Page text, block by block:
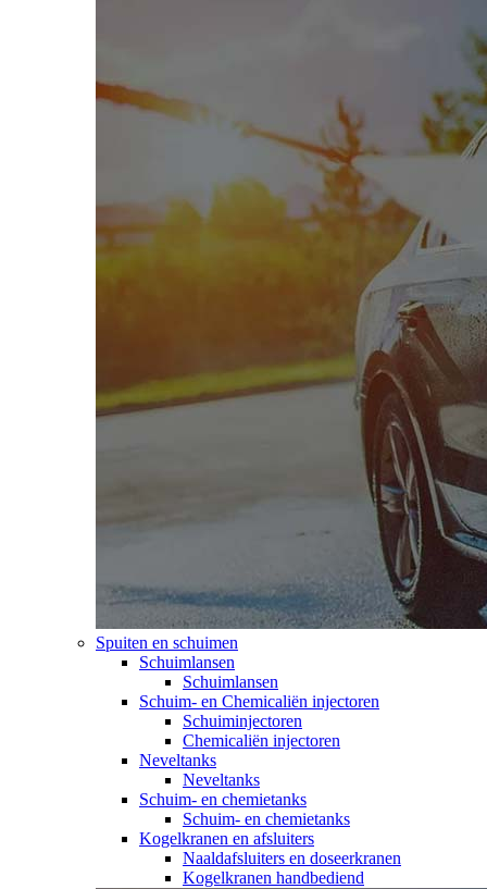
Spuiten en schuimen
Schuimlansen
Schuimlansen
Schuim- en Chemicaliën injectoren
Schuiminjectoren
Chemicaliën injectoren
Neveltanks
Neveltanks
Schuim- en chemietanks
Schuim- en chemietanks
Kogelkranen en afsluiters
Naaldafsluiters en doseerkranen
Kogelkranen handbediend